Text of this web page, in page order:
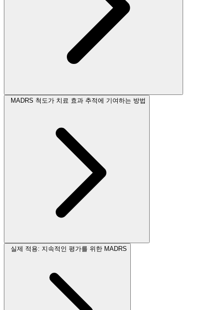
MADRS 척도가 치료 효과 추적에 기여하는 방법
실제 적용: 지속적인 평가를 위한 MADRS